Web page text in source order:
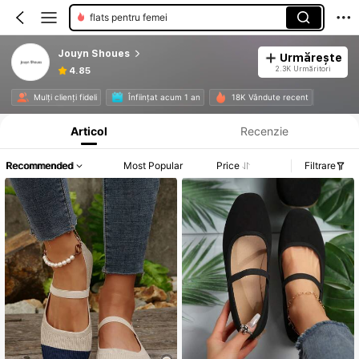
flats pentru femei
Jouyn Shoues
4.85
Urmărește
2.3K Urmăritori
Mulți clienți fideli Înființat acum 1 an 18K Vândute recent
Informații despre produs: Divulgarea prețului, detalii privind vânzările și stocul.
Articol Recenzie
Recommended Most Popular Price Filtrare